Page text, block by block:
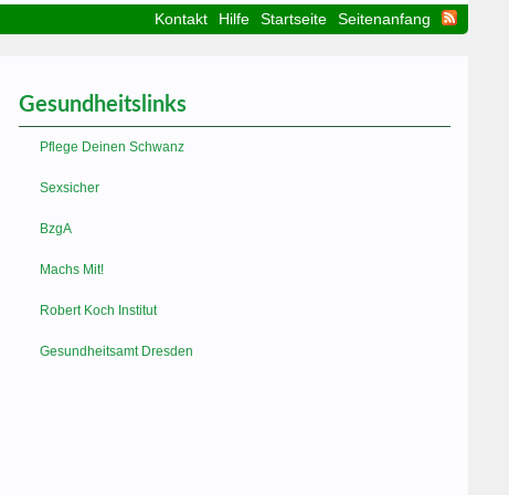
Kontakt Hilfe Startseite Seitenanfang
Gesundheitslinks
Pflege Deinen Schwanz
Sexsicher
BzgA
Machs Mit!
Robert Koch Institut
Gesundheitsamt Dresden